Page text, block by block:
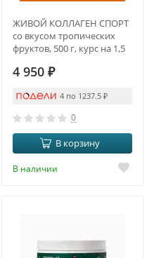
ЖИВОЙ КОЛЛАГЕН СПОРТ
со вкусом тропических
фруктов, 500 г, курс на 1,5
4 950 ₽
4 по 1237.5 ₽
0
В корзину
В наличии